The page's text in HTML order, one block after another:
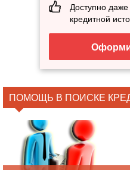
Доступно
кредитной
ПОМОЩЬ В ПОИСКЕ